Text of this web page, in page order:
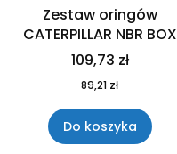
Zestaw oringów
CATERPILLAR NBR BOX
109,73 zł
89,21 zł
Do koszyka